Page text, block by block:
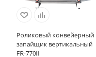
Роликовый конвейерный
запайщик вертикальный
FR-770II